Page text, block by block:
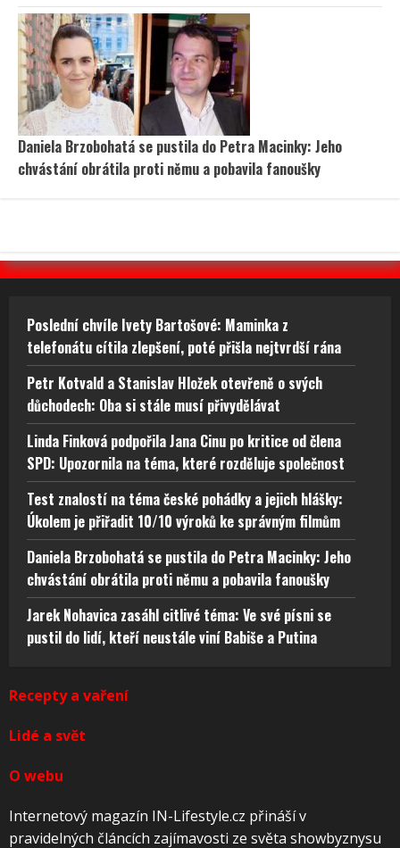
Daniela Brzobohatá se pustila do Petra Macinky: Jeho
chvástání obrátila proti němu a pobavila fanoušky
Poslední chvíle Ivety Bartošové: Maminka z
telefonátu cítila zlepšení, poté přišla nejtvrdší rána
Petr Kotvald a Stanislav Hložek otevřeně o svých
důchodech: Oba si stále musí přivydělávat
Linda Finková podpořila Jana Cinu po kritice od člena
SPD: Upozornila na téma, které rozděluje společnost
Test znalostí na téma české pohádky a jejich hlášky:
Úkolem je přiřadit 10/10 výroků ke správným filmům
Daniela Brzobohatá se pustila do Petra Macinky: Jeho
chvástání obrátila proti němu a pobavila fanoušky
Jarek Nohavica zasáhl citlivé téma: Ve své písni se
pustil do lidí, kteří neustále viní Babiše a Putina
Recepty a vaření
Lidé a svět
O webu
Internetový magazín IN-Lifestyle.cz přináší v
pravidelných článcích zajímavosti ze světa showbyznysu